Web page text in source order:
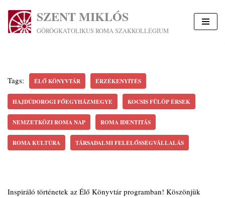
Skip
SZENT MIKLÓS
GÖRÖGKATOLIKUS ROMA SZAKKOLLÉGIUM
Tags: ÉLŐ KÖNYVTÁR ÉRZÉKENYÍTÉS
HAJDÚDOROGI FŐEGYHÁZMEGYE KOCSIS FÜLÖP ÉRSEK
NEMZETKÖZI ROMA NAP ROMA IDENTITÁS
ROMA KULTÚRA TÁRSADALMI FELELŐSSÉGVÁLLALÁS
Inspiráló történetek az Élő Könyvtár programban! Köszönjük